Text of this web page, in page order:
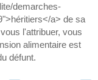
demarches-
a> de sa
l'attribuer, vous
alimentaire est
défunt.